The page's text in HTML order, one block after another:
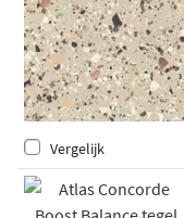
Vergelijk